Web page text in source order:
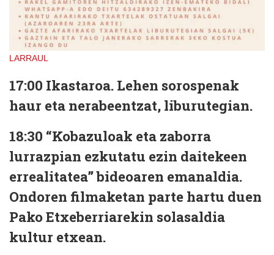
LARRAUL
17:00 Ikastaroa. Lehen sorospenak
haur eta nerabeentzat, liburutegian.
18:30 “Kobazuloak eta zaborra
lurrazpian ezkutatu ezin daitekeen
errealitatea” bideoaren emanaldia.
Ondoren filmaketan parte hartu duen
Pako Etxeberriarekin solasaldia
kultur etxean.